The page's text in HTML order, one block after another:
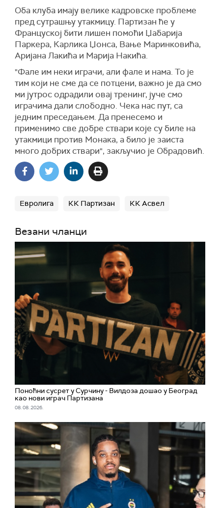
Оба клуба имају велике кадровске проблеме
пред сутрашњу утакмицу. Партизан ће у
Француској бити лишен помоћи Џабарија
Паркера, Карлика Џонса, Вање Маринковића,
Аријана Лакића и Марија Накића.
"Фале им неки играчи, али фале и нама. То је
тим који не сме да се потцени, важно је да смо
ми јутрос одрадили овај тренинг, јуче смо
играчима дали слободно. Чека нас пут, са
једним преседањем. Да пренесемо и
применимо све добре ствари које су биле на
утакмици против Монака, а било је заиста
много добрих ствари", закључио је Обрадовић.
Евролига КК Партизан КК Асвел
Везани чланци
Поноћни сусрет у Сурчину - Вилдоза дошао у Београд
као нови играч Партизана
08. 08. 2026.